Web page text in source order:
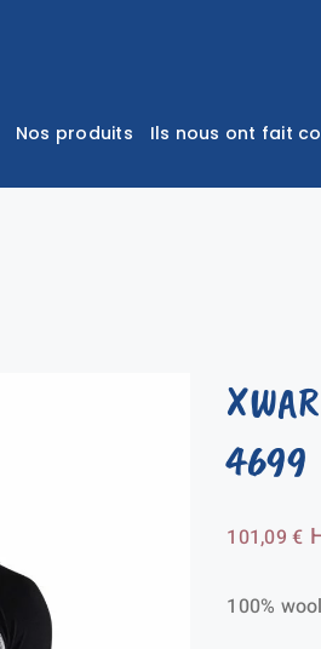
Nos produits Ils nous ont fait
4699
101,09€
100%